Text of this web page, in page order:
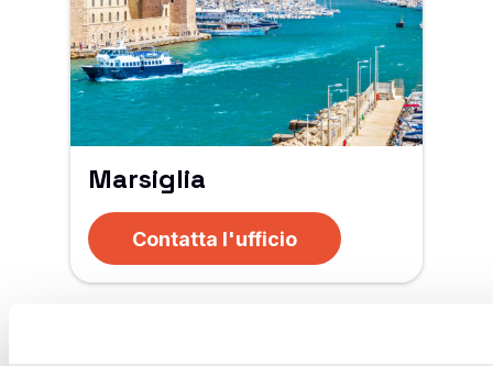
Marsiglia
Contatta l'ufficio